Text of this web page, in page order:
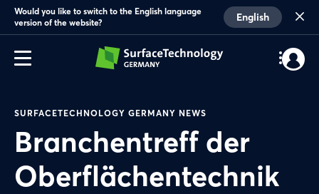
Would you like to switch to the English language
version of the website?
English
SURFACETECHNOLOGY GERMANY NEWS
Branchentreff der
Oberflächentechnik